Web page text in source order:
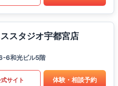
スタジオ宇都宮店
6和光ビル5階
サイト 体験・相談予約